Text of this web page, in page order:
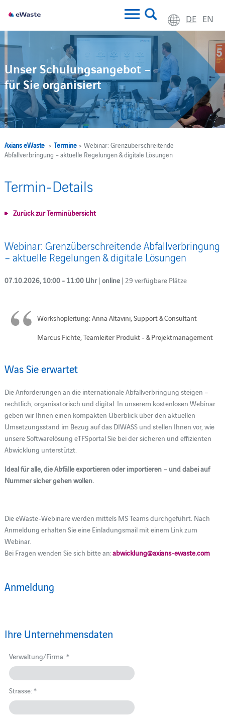
DE EN
Unser Schulungsangebot –
für Sie organisiert
Axians eWaste> Termine> Webinar: Grenzüberschreitende
Abfallverbringung – aktuelle Regelungen & digitale Lösungen
Termin-Details
Zurück zur Terminübersicht
Webinar: Grenzüberschreitende Abfallverbringung
– aktuelle Regelungen & digitale Lösungen
07.10.2026, 10:00 - 11:00 Uhr| online | 29 verfügbare Plätze
Workshopleitung: Anna Altavini, Support & Consultant
Marcus Fichte, Teamleiter Produkt - & Projektmanagement
Was Sie erwartet
Die Anforderungen an die internationale Abfallverbringung steigen –
rechtlich, organisatorisch und digital. In unserem kostenlosen Webinar
geben wir Ihnen einen kompakten Überblick über den aktuellen
Umsetzungsstand im Bezug auf das DIWASS und stellen Ihnen vor, wie
unsere Softwarelösung eTFSportal Sie bei der sicheren und effizienten
Abwicklung unterstützt.
Ideal für alle, die Abfälle exportieren oder importieren – und dabei auf
Nummer sicher gehen wollen.
Die eWaste-Webinare werden mittels MS Teams durchgeführt. Nach
Anmeldung erhalten Sie eine Einladungsmail mit einem Link zum
Webinar.
Bei Fragen wenden Sie sich bitte an:abwicklung@axians-ewaste.com
Anmeldung
Ihre Unternehmensdaten
Verwaltung/Firma: *
Strasse: *